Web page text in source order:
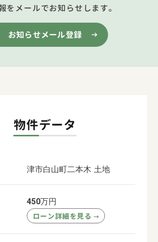
をメールでお知らせします。
お知らせメール登録
物件データ
津市白山町二本木 土地
450万円
ローン詳細を見る →